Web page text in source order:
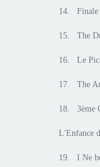
14. Finale
15. The
16. Le
17. The
18. 3ème
L'Enfance
19. I Ne